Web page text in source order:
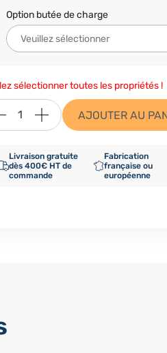
Option butée de charge
sélectionner toutes les propriétés !
AJOUTER AU
Livraison gratuite
dès 400€ HT de
commande
Fabrication
française ou
européenne